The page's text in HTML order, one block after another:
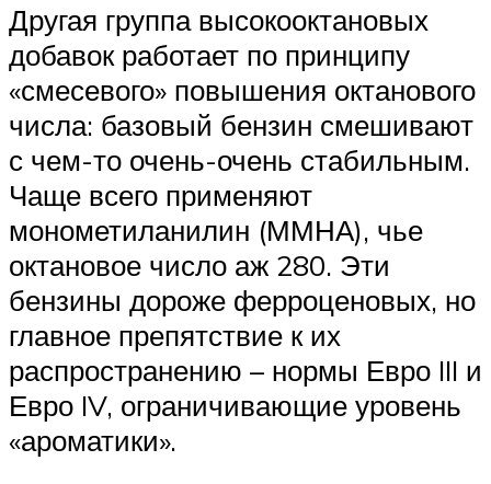
Другая группа высокооктановых
добавок работает по принципу
«смесевого» повышения октанового
числа: базовый бензин смешивают
с чем-то очень-очень стабильным.
Чаще всего применяют
монометиланилин (ММНА), чье
октановое число аж 280. Эти
бензины дороже ферроценовых, но
главное препятствие к их
распространению – нормы Евро III и
Евро IV, ограничивающие уровень
«ароматики».